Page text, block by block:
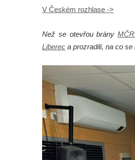
V Českém rozhlase ->
Než se otevřou brány
Liberec a prozradili, na co